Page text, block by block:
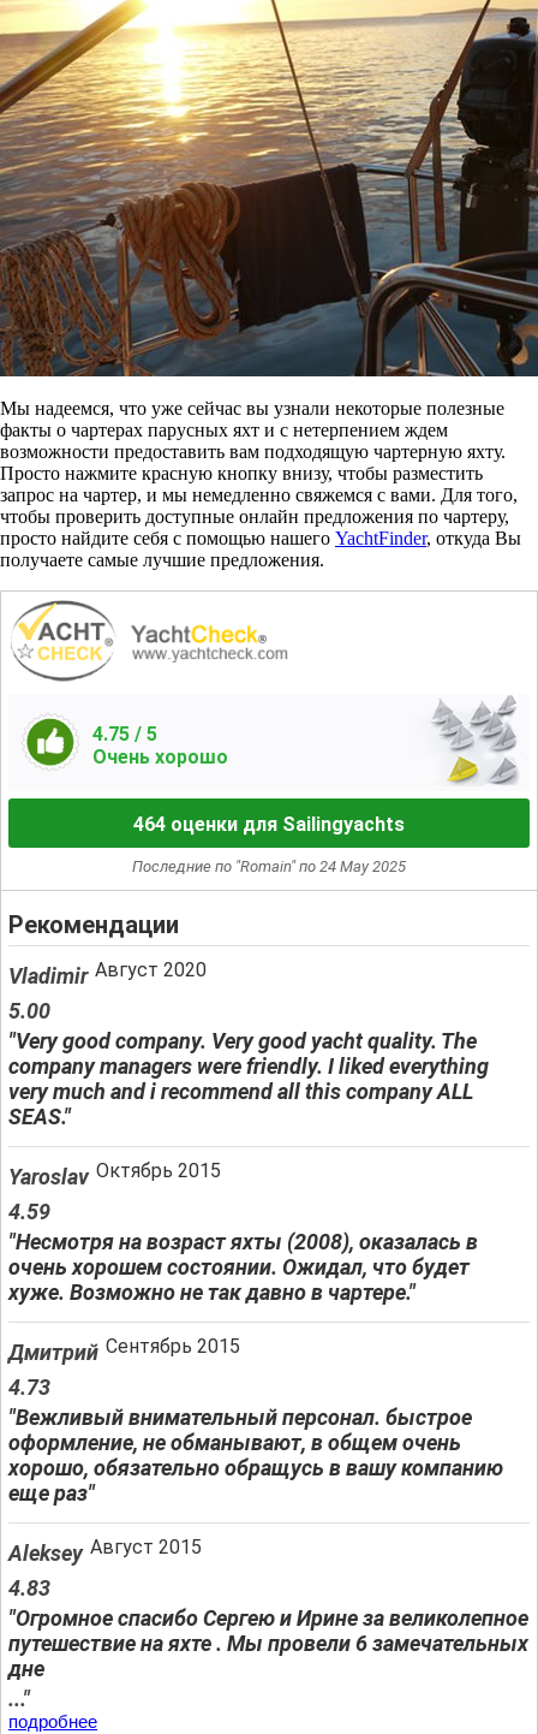
Мы надеемся, что уже сейчас вы узнали некоторые полезные
факты о чартерах парусных яхт и с нетерпением ждем
возможности предоставить вам подходящую чартерную яхту.
Просто нажмите красную кнопку внизу, чтобы разместить
запрос на чартер, и мы немедленно свяжемся с вами. Для того,
чтобы проверить доступные онлайн предложения по чартеру,
просто найдите себя с помощью нашего YachtFinder, откуда Вы
получаете самые лучшие предложения.
4.75 / 5
Очень хорошо
464 оценки для Sailingyachts
Последние по "Romain" по 24 May 2025
Рекомендации
Vladimir Август 2020
5.00
"Very good company. Very good yacht quality. The
company managers were friendly. I liked everything
very much and i recommend all this company ALL
SEAS."
Yaroslav Октябрь 2015
4.59
"Несмотря на возраст яхты (2008), оказалась в
очень хорошем состоянии. Ожидал, что будет
хуже. Возможно не так давно в чартере."
Дмитрий Сентябрь 2015
4.73
"Вежливый внимательный персонал. быстрое
оформление, не обманывают, в общем очень
хорошо, обязательно обращусь в вашу компанию
еще раз"
Aleksey Август 2015
4.83
"Огромное спасибо Сергею и Ирине за великолепное
путешествие на яхте . Мы провели 6 замечательных
дне
..."
подробнее